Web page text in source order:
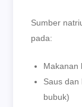
Sumber
pada:
Makanan
Saus dan
bubuk)